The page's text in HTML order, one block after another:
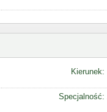
Kierunek:
Specjalność: